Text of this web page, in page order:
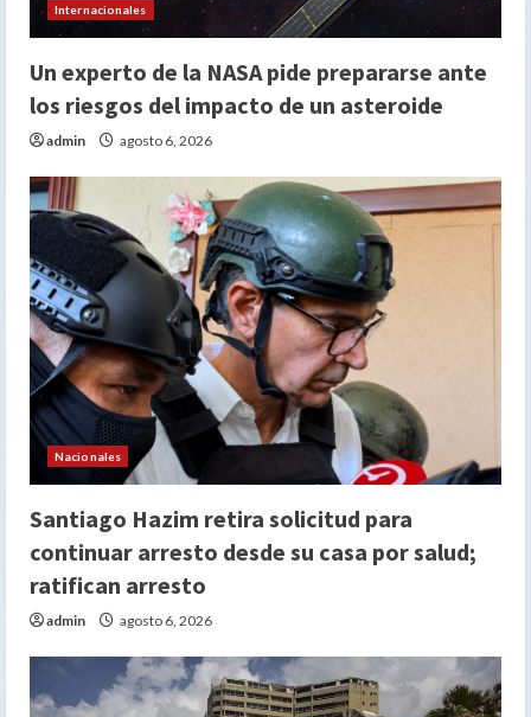
Internacionales
Un experto de la NASA pide prepararse ante
los riesgos del impacto de un asteroide
admin agosto 6, 2026
Nacionales
Santiago Hazim retira solicitud para
continuar arresto desde su casa por salud;
ratifican arresto
admin agosto 6, 2026